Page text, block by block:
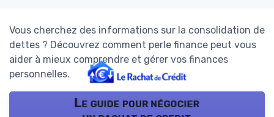
Vous cherchez des informations sur la consolidation de
dettes ? Découvrez comment perle finance peut vous
aider à mieux comprendre et gérer vos finances
personnelles.
Le guide pour négocier